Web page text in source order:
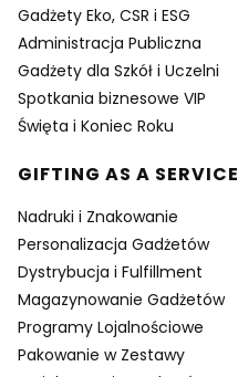
Gadżety Eko, CSR i ESG
Administracja Publiczna
Gadżety dla Szkół i Uczelni
Spotkania biznesowe VIP
Święta i Koniec Roku
GIFTING AS A SERVICE
Nadruki i Znakowanie
Personalizacja Gadżetów
Dystrybucja i Fulfillment
Magazynowanie Gadżetów
Programy Lojalnościowe
Pakowanie w Zestawy